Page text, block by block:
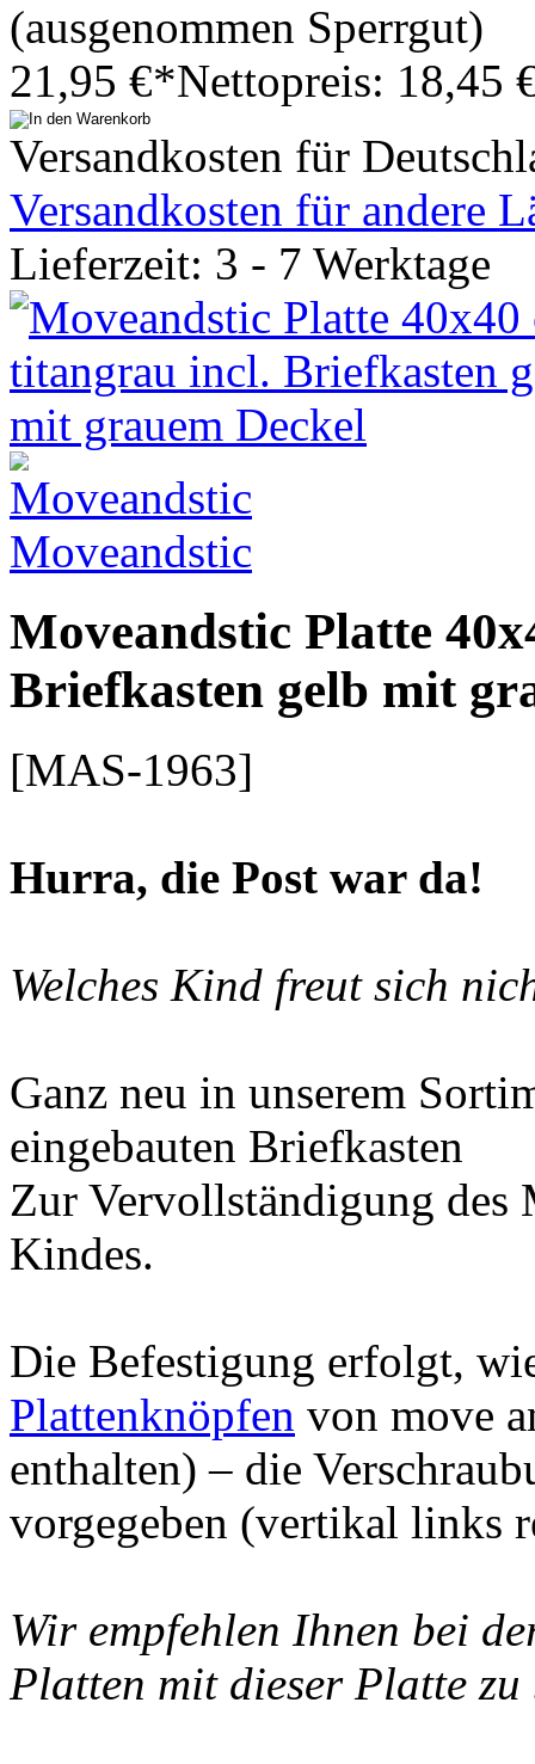
(ausgenommen Sperrgut)
21,95 €*Nettopreis: 18,45
Versandkosten für
Versandkosten für andere
Lieferzeit: 3 - 7 Werktage
Moveandstic
Moveandstic Platte
Briefkasten gelb mit
[MAS-1963]
Hurra, die Post war da!
Welches Kind freut sich
Ganz neu in unserem
eingebauten Briefkasten
Zur Vervollständigung des
Kindes.
Die Befestigung erfolgt,
Plattenknöpfen von move
enthalten) – die
vorgegeben (vertikal links
Wir empfehlen Ihnen bei
Platten mit dieser Platte zu